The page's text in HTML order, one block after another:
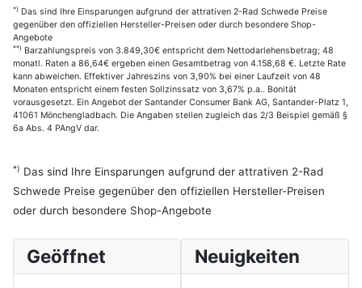
*) Das sind Ihre Einsparungen aufgrund der attrativen 2-Rad Schwede Preise
gegenüber den offiziellen Hersteller-Preisen oder durch besondere Shop-
Angebote
**) Barzahlungspreis von 3.849,30€ entspricht dem Nettodarlehensbetrag; 48
monatl. Raten a 86,64€ ergeben einen Gesamtbetrag von 4.158,68 €. Letzte Rate
kann abweichen. Effektiver Jahreszins von 3,90% bei einer Laufzeit von 48
Monaten entspricht einem festen Sollzinssatz von 3,67% p.a.. Bonität
vorausgesetzt. Ein Angebot der Santander Consumer Bank AG, Santander-Platz 1,
41061 Mönchengladbach. Die Angaben stellen zugleich das 2/3 Beispiel gemäß §
6a Abs. 4 PAngV dar.
*) Das sind Ihre Einsparungen aufgrund der attrativen 2-Rad
Schwede Preise gegenüber den offiziellen Hersteller-Preisen
oder durch besondere Shop-Angebote
Geöffnet Neuigkeiten